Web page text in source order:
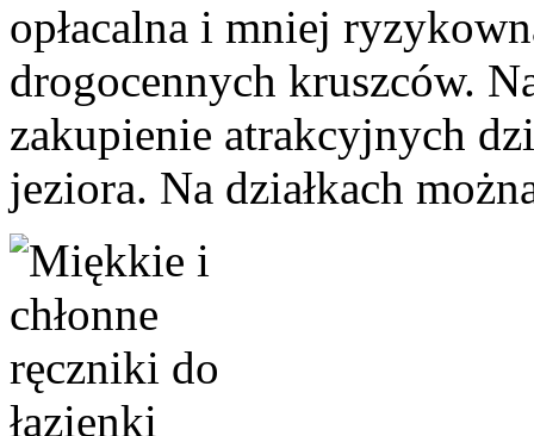
opłacalna i mniej
drogocennych kruszców.
zakupienie atrakcyjnych
jeziora. Na działkach